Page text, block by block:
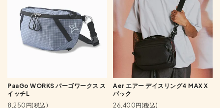
PaaGo WORKS パーゴワークス ス
イッチL
8,250円(税込)
Aer エアー デイスリング4 MAX X
パック
26,400円(税込)